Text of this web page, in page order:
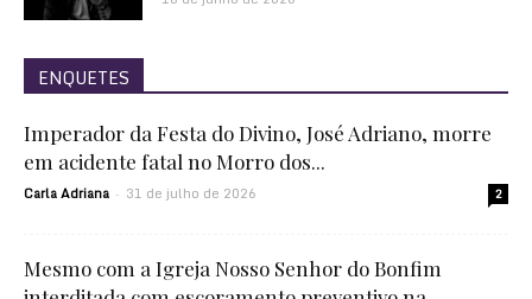
ENQUETES
Imperador da Festa do Divino, José Adriano, morre
em acidente fatal no Morro dos...
Carla Adriana - 31 de julho de 2026 2
Mesmo com a Igreja Nosso Senhor do Bonfim